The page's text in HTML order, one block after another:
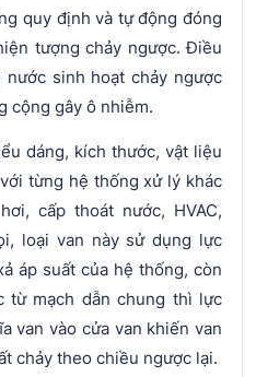
quy định và tự động đóng
tượng chảy ngược. Điều
sinh hoạt chảy ngược
cộng gây ô nhiễm.
dáng, kích thước, vật liệu
từng hệ thống xử lý khác
cấp thoát nước, HVAC,
loại van này sử dụng lực
áp suất của hệ thống, còn
từ mạch dẫn chung thì lực
van vào cửa van khiến van
chảy theo chiều ngược lại.